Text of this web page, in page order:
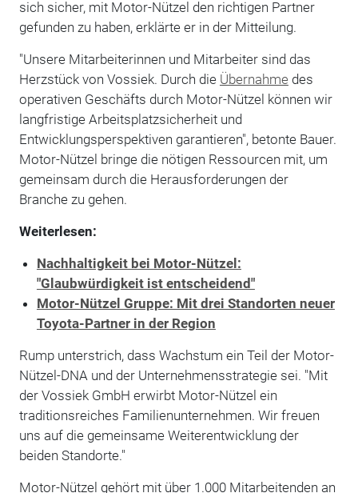
sich sicher, mit Motor-Nützel den richtigen Partner
gefunden zu haben, erklärte er in der Mitteilung.
"Unsere Mitarbeiterinnen und Mitarbeiter sind das
Herzstück von Vossiek. Durch die Übernahme des
operativen Geschäfts durch Motor-Nützel können wir
langfristige Arbeitsplatzsicherheit und
Entwicklungsperspektiven garantieren", betonte Bauer.
Motor-Nützel bringe die nötigen Ressourcen mit, um
gemeinsam durch die Herausforderungen der
Branche zu gehen.
Weiterlesen:
Nachhaltigkeit bei Motor-Nützel:
"Glaubwürdigkeit ist entscheidend"
Motor-Nützel Gruppe: Mit drei Standorten neuer
Toyota-Partner in der Region
Rump unterstrich, dass Wachstum ein Teil der Motor-
Nützel-DNA und der Unternehmensstrategie sei. "Mit
der Vossiek GmbH erwirbt Motor-Nützel ein
traditionsreiches Familienunternehmen. Wir freuen
uns auf die gemeinsame Weiterentwicklung der
beiden Standorte."
Motor-Nützel gehört mit über 1.000 Mitarbeitenden an